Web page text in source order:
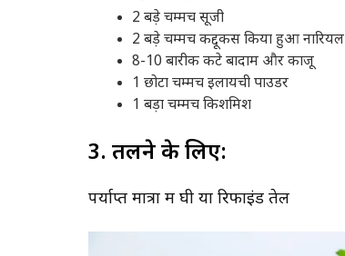
2 बड़े चम्मच सूजी
2 बड़े चम्मच कद्दूकस किया हुआ नारियल
8-10 बारीक कटे बादाम और काजू
1 छोटा चम्मच इलायची पाउडर
1 बड़ा चम्मच किशमिश
3. तलने के लिए:
पर्याप्त मात्रा में घी या रिफाइंड तेल